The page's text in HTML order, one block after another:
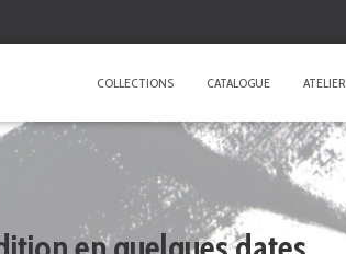
COLLECTIONS CATALOGUE ATELIER